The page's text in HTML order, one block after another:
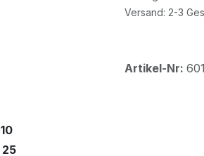
Versand: 2-3
Artikel-Nr:
10
25